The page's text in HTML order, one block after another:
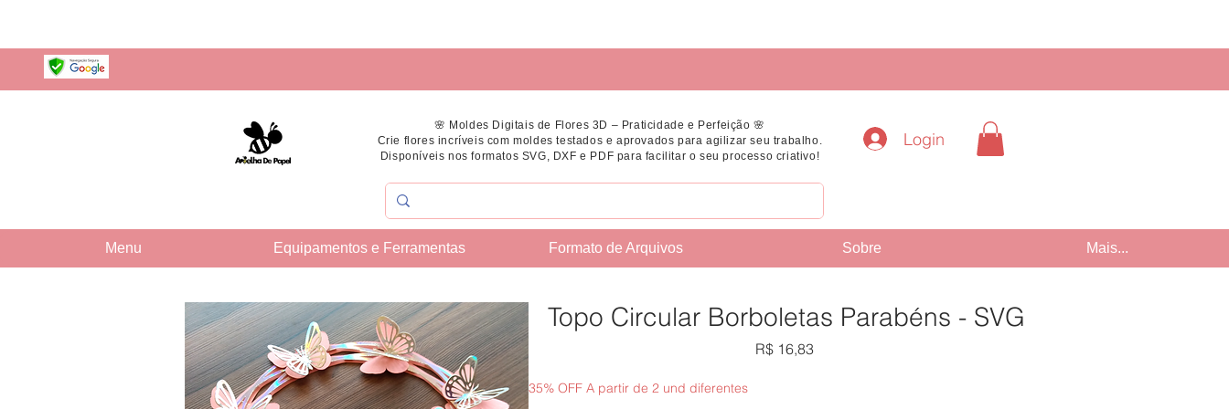
🌸 Moldes Digitais de Flores 3D – Praticidade e Perfeição 🌸
Crie flores incríveis com moldes testados e aprovados para agilizar seu trabalho.
Disponíveis nos formatos SVG, DXF e PDF para facilitar o seu processo criativo!
Login
Menu Equipamentos e Ferramentas Formato de Arquivos Sobre Mais...
Topo Circular Borboletas Parabéns - SVG
R$ 16,83Preço
35% OFF A partir de 2 und diferentes